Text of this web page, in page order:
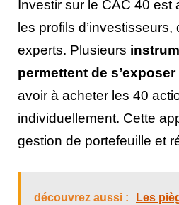
Investir sur le CAC 40 est
les profils
experts. Plusieurs
permettent de s’exposer
avoir à acheter les 40
individuellement. Cette
gestion de portefeuille et
découvrez aussi :
Les